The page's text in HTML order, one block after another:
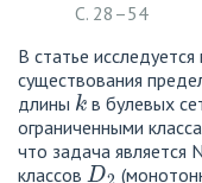
С. 28–54
В статье
существования
длины
k
в булевых
ограниченными
что задача является
классов
D2